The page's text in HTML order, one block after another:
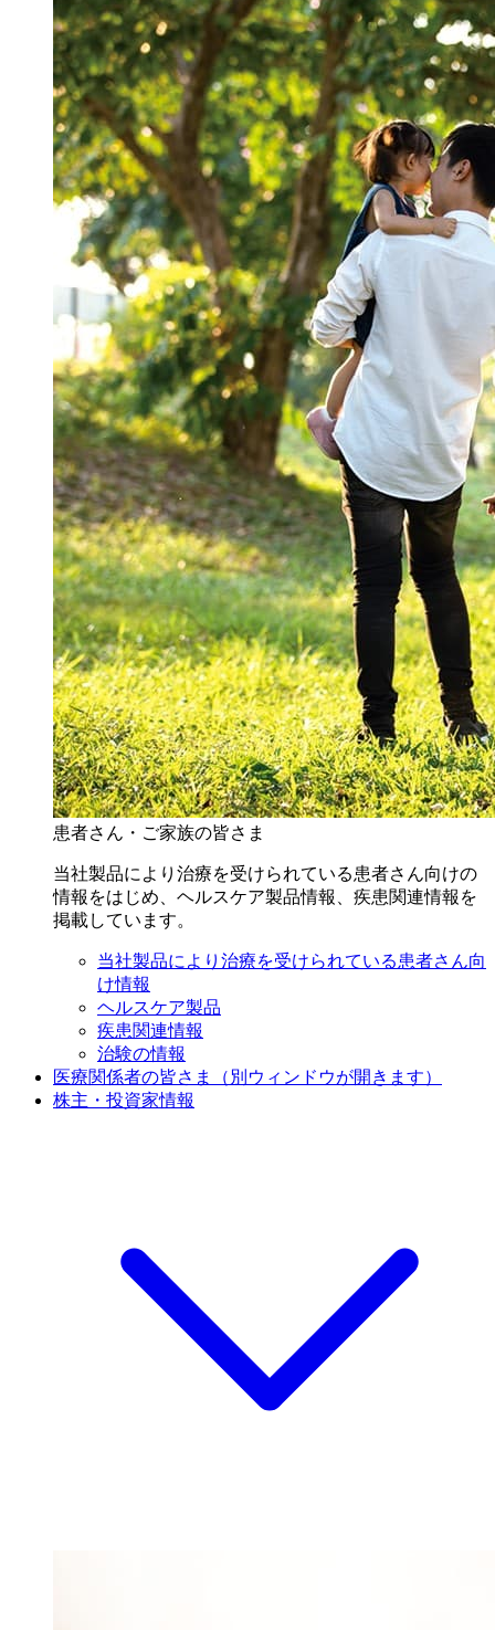
患者さん・ご家族の皆さま
当社製品により治療を受けられている患者さん向けの
情報をはじめ、ヘルスケア製品情報、疾患関連情報を
掲載しています。
当社製品により治療を受けられている患者さん向
け情報
ヘルスケア製品
疾患関連情報
治験の情報
医療関係者の皆さま
（別ウィンドウが開きます）
株主・投資家情報